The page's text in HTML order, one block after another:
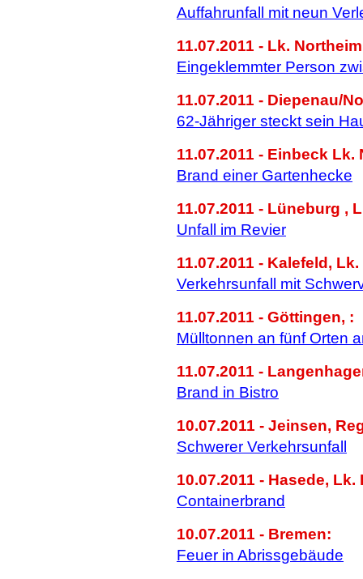
Auffahrunfall mit neun
11.07.2011 - Lk.
Eingeklemmter Person
11.07.2011 - Diepenau/
62-Jähriger steckt sein
11.07.2011 - Einbeck Lk.
Brand einer Gartenhecke
11.07.2011 - Lüneburg ,
Unfall im Revier
11.07.2011 - Kalefeld,
Verkehrsunfall mit
11.07.2011 - Göttingen, :
Mülltonnen an fünf Orten
11.07.2011 -
Brand in Bistro
10.07.2011 - Jeinsen,
Schwerer Verkehrsunfall
10.07.2011 - Hasede,
Containerbrand
10.07.2011 - Bremen:
Feuer in Abrissgebäude